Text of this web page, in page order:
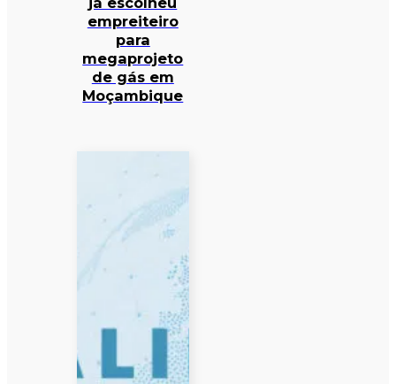
empreiteiro
para
megaprojeto
de gás em
Moçambique